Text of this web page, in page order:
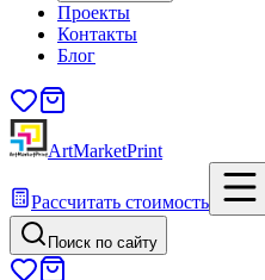
Проекты
Контакты
Блог
ArtMarketPrint
Рассчитать стоимость
Поиск по сайту